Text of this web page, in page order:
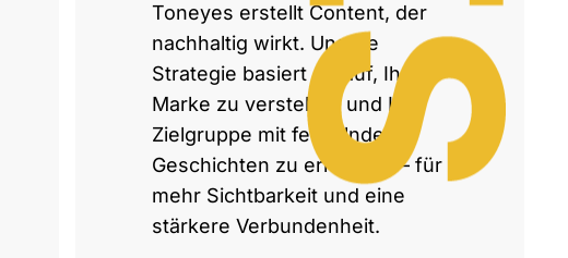
Toneyes erstellt Content, der
nachhaltig wirkt. Unsere
Strategie basiert darauf, Ihre
Marke zu verstehen und Ihre
Zielgruppe mit fesselnden
Geschichten zu erreichen – für
mehr Sichtbarkeit und eine
stärkere Verbundenheit.